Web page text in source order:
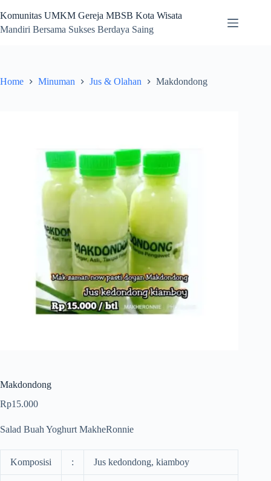
to
content
Komunitas UMKM Gereja MBSB Kota Wisata
Mandiri Bersama Sukses Berdaya Saing
Home Minuman Jus & Olahan Makdondong
Makdondong
Rp15.000
Salad Buah Yoghurt MakheRonnie
Komposisi : Jus kedondong, kiamboy